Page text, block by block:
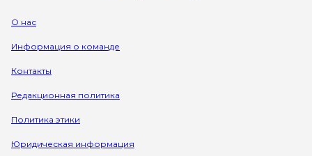
О нас
Информация о команде
Контакты
Редакционная политика
Политика этики
Юридическая информация